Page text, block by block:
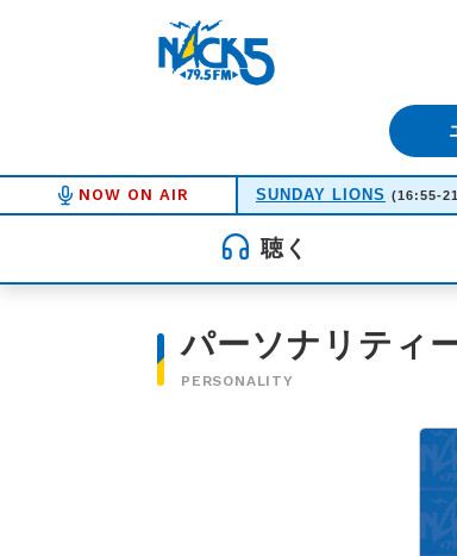
NOW ON AIR SUNDAY LIONS (16:55-
聴く
パーソナリティ
PERSONALITY